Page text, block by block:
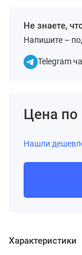
Не знаете,
Напишите –
Telegram
Характеристики
Цена по
Нашли